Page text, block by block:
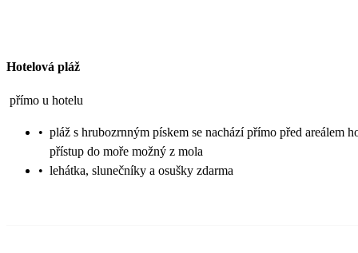
Hotelová pláž
přímo u hotelu
• pláž s hrubozrnným pískem se nachází přímo před areálem
přístup do moře možný z mola
• lehátka, slunečníky a osušky zdarma